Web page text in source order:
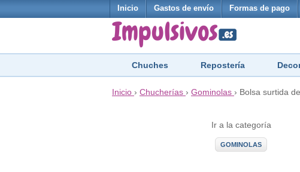
Inicio Gastos de envío Formas de pago
Chuches Repostería
Inicio › Chucherías › Gominolas › Bolsa surtida
Ir a la categoría
GOMINOLAS